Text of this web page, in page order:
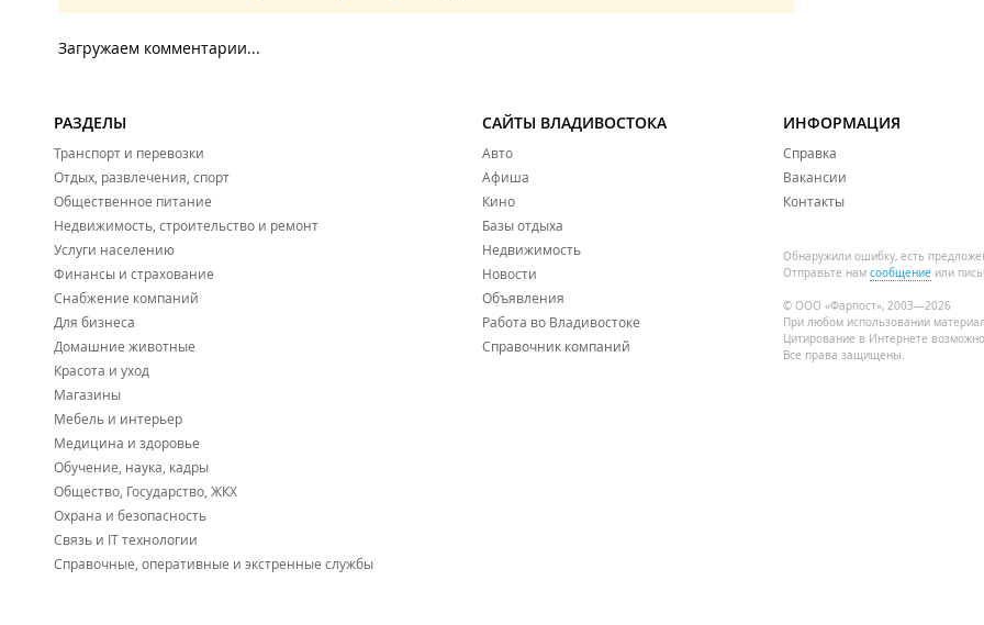
Загружаем комментарии...
РАЗДЕЛЫ
Транспорт и перевозки
Отдых, развлечения, спорт
Общественное питание
Недвижимость, строительство и ремонт
Услуги населению
Финансы и страхование
Снабжение компаний
Для бизнеса
Домашние животные
Красота и уход
Магазины
Мебель и интерьер
Медицина и здоровье
Обучение, наука, кадры
Общество, Государство, ЖКХ
Охрана и безопасность
Связь и IT технологии
Справочные, оперативные и экстренные службы
САЙТЫ ВЛАДИВОСТОКА
Авто
Афиша
Кино
Базы отдыха
Недвижимость
Новости
Объявления
Работа во Владивостоке
Справочник компаний
ИНФОРМАЦИЯ
Справка
Вакансии
Контакты
Обнаружили ошибку, есть
Отправьте нам сообщение или
© ООО «Фарпост», 2003—2026
При любом использовании
Цитирование в Интернете
Все права защищены.